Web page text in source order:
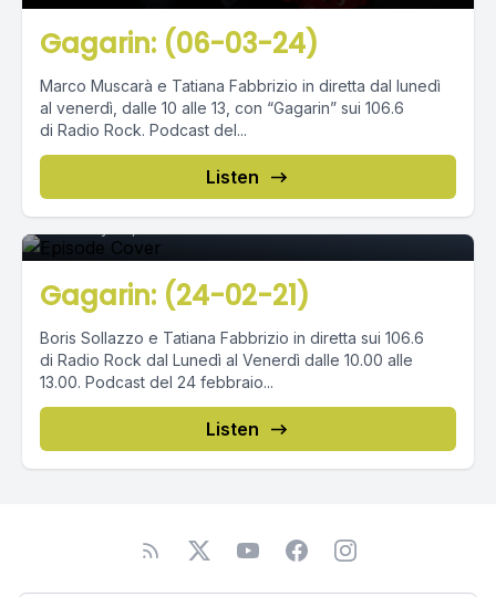
Gagarin: (06-03-24)
Marco Muscarà e Tatiana Fabbrizio in diretta dal lunedì
al venerdì, dalle 10 alle 13, con “Gagarin” sui 106.6
di Radio Rock. Podcast del...
Listen
Episode 0
Gagarin: (24-02-21)
Boris Sollazzo e Tatiana Fabbrizio in diretta sui 106.6
di Radio Rock dal Lunedì al Venerdì dalle 10.00 alle
13.00. Podcast del 24 febbraio...
Listen